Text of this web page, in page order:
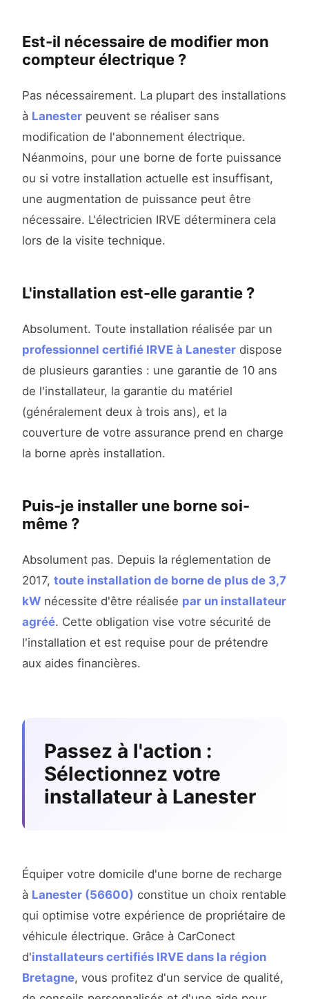
Est-il nécessaire de modifier mon
compteur électrique ?
Pas nécessairement. La plupart des installations
à Lanester peuvent se réaliser sans
modification de l'abonnement électrique.
Néanmoins, pour une borne de forte puissance
ou si votre installation actuelle est insuffisant,
une augmentation de puissance peut être
nécessaire. L'électricien IRVE déterminera cela
lors de la visite technique.
L'installation est-elle garantie ?
Absolument. Toute installation réalisée par un
professionnel certifié IRVE à Lanester dispose
de plusieurs garanties : une garantie de 10 ans
de l'installateur, la garantie du matériel
(généralement deux à trois ans), et la
couverture de votre assurance prend en charge
la borne après installation.
Puis-je installer une borne soi-
même ?
Absolument pas. Depuis la réglementation de
2017, toute installation de borne de plus de 3,7
kW nécessite d'être réalisée par un installateur
agréé. Cette obligation vise votre sécurité de
l'installation et est requise pour de prétendre
aux aides financières.
Passez à l'action :
Sélectionnez votre
installateur à Lanester
Équiper votre domicile d'une borne de recharge
à Lanester (56600) constitue un choix rentable
qui optimise votre expérience de propriétaire de
véhicule électrique. Grâce à CarConect
d'installateurs certifiés IRVE dans la région
Bretagne, vous profitez d'un service de qualité,